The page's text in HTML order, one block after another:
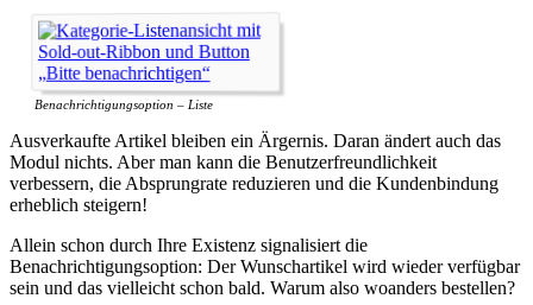
Benachrichtigungsoption – Liste
Ausverkaufte Artikel bleiben ein Ärgernis. Daran ändert auch das
Modul nichts. Aber man kann die Benutzerfreundlichkeit
verbessern, die Absprungrate reduzieren und die Kundenbindung
erheblich steigern!
Allein schon durch Ihre Existenz signalisiert die
Benachrichtigungsoption: Der Wunschartikel wird wieder verfügbar
sein und das vielleicht schon bald. Warum also woanders bestellen?